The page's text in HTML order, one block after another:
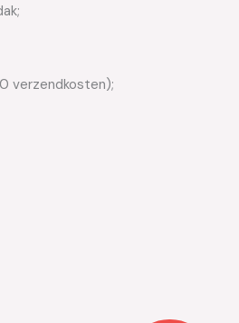
verzendkosten);